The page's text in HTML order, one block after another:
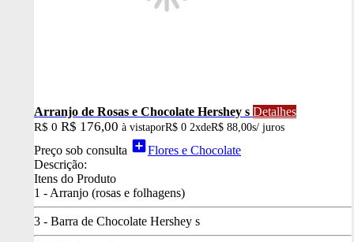
Arranjo de Rosas e Chocolate Hershey s Detalhes
R$ 0 R$ 176,00 à vistaporR$ 0 2xdeR$ 88,00s/ juros
Preço sob consulta add_boxFlores e Chocolate
Descrição:
Itens do Produto
1 - Arranjo (rosas e folhagens)
3 - Barra de Chocolate Hershey s